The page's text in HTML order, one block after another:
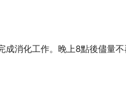
消化工作。晚上8點後儘量